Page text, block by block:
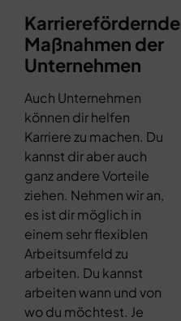
Karrierefördernde
Maßnahmen der
Unternehmen
Auch Unternehmen
können dir helfen
Karriere zu machen. Du
kannst dir aber auch
ganz andere Vorteile
ziehen. Nehmen wir an,
es ist dir möglich in
einem sehr flexiblen
Arbeitsumfeld zu
arbeiten. Du kannst
arbeiten wann und von
wo du möchtest. Je